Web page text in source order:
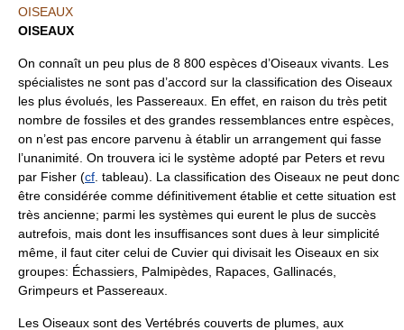
OISEAUX
OISEAUX
On connaît un peu plus de 8 800 espèces d’Oiseaux vivants. Les
spécialistes ne sont pas d’accord sur la classification des Oiseaux
les plus évolués, les Passereaux. En effet, en raison du très petit
nombre de fossiles et des grandes ressemblances entre espèces,
on n’est pas encore parvenu à établir un arrangement qui fasse
l’unanimité. On trouvera ici le système adopté par Peters et revu
par Fisher (cf . tableau). La classification des Oiseaux ne peut donc
être considérée comme définitivement établie et cette situation est
très ancienne; parmi les systèmes qui eurent le plus de succès
autrefois, mais dont les insuffisances sont dues à leur simplicité
même, il faut citer celui de Cuvier qui divisait les Oiseaux en six
groupes: Échassiers, Palmipèdes, Rapaces, Gallinacés,
Grimpeurs et Passereaux.
Les Oiseaux sont des Vertébrés couverts de plumes, aux